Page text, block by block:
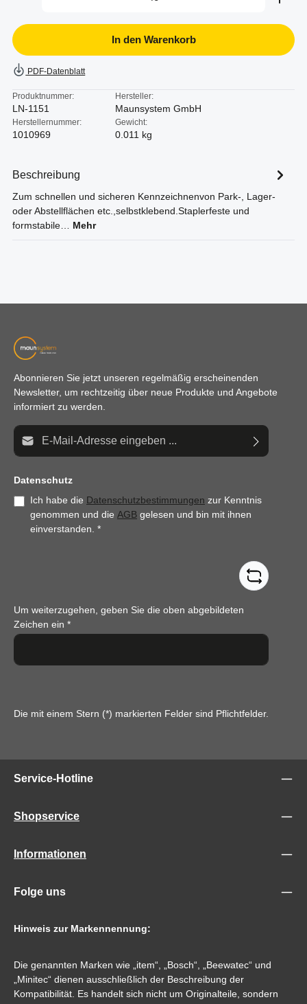
In den Warenkorb
PDF-Datenblatt
Produktnummer:
LN-1151
Hersteller:
Maunsystem GmbH
Herstellernummer:
1010969
Gewicht:
0.011 kg
Beschreibung
Zum schnellen und sicheren Kennzeichnenvon Park-, Lager-
oder Abstellflächen etc.,selbstklebend.Staplerfeste und
formstabile… Mehr
Abonnieren Sie jetzt unseren regelmäßig erscheinenden
Newsletter, um rechtzeitig über neue Produkte und Angebote
informiert zu werden.
E-Mail-Adresse*
Datenschutz
Ich habe die Datenschutzbestimmungen zur Kenntnis
genommen und die AGB gelesen und bin mit ihnen
einverstanden. *
Um weiterzugehen, geben Sie die oben abgebildeten
Zeichen ein *
Die mit einem Stern (*) markierten Felder sind Pflichtfelder.
Service-Hotline
Shopservice
Informationen
Folge uns
Hinweis zur Markennennung:
Die genannten Marken wie „item“, „Bosch“, „Beewatec“ und
„Minitec“ dienen ausschließlich der Beschreibung der
Kompatibilität. Es handelt sich nicht um Originalteile, sondern